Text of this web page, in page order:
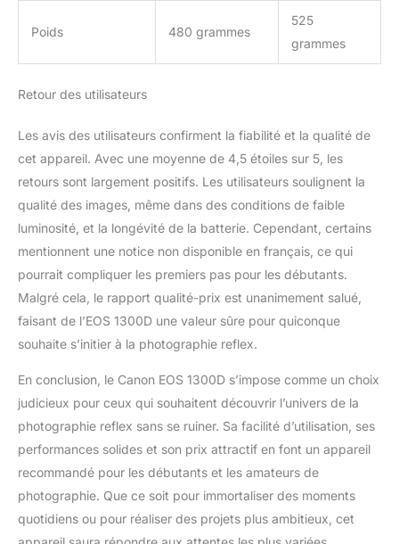
Poids 480 grammes
525
grammes
Retour des utilisateurs
Les avis des utilisateurs confirment la fiabilité et la qualité de
cet appareil. Avec une moyenne de 4,5 étoiles sur 5, les
retours sont largement positifs. Les utilisateurs soulignent la
qualité des images, même dans des conditions de faible
luminosité, et la longévité de la batterie. Cependant, certains
mentionnent une notice non disponible en français, ce qui
pourrait compliquer les premiers pas pour les débutants.
Malgré cela, le rapport qualité-prix est unanimement salué,
faisant de l’EOS 1300D une valeur sûre pour quiconque
souhaite s’initier à la photographie reflex.
En conclusion, le Canon EOS 1300D s’impose comme un choix
judicieux pour ceux qui souhaitent découvrir l’univers de la
photographie reflex sans se ruiner. Sa facilité d’utilisation, ses
performances solides et son prix attractif en font un appareil
recommandé pour les débutants et les amateurs de
photographie. Que ce soit pour immortaliser des moments
quotidiens ou pour réaliser des projets plus ambitieux, cet